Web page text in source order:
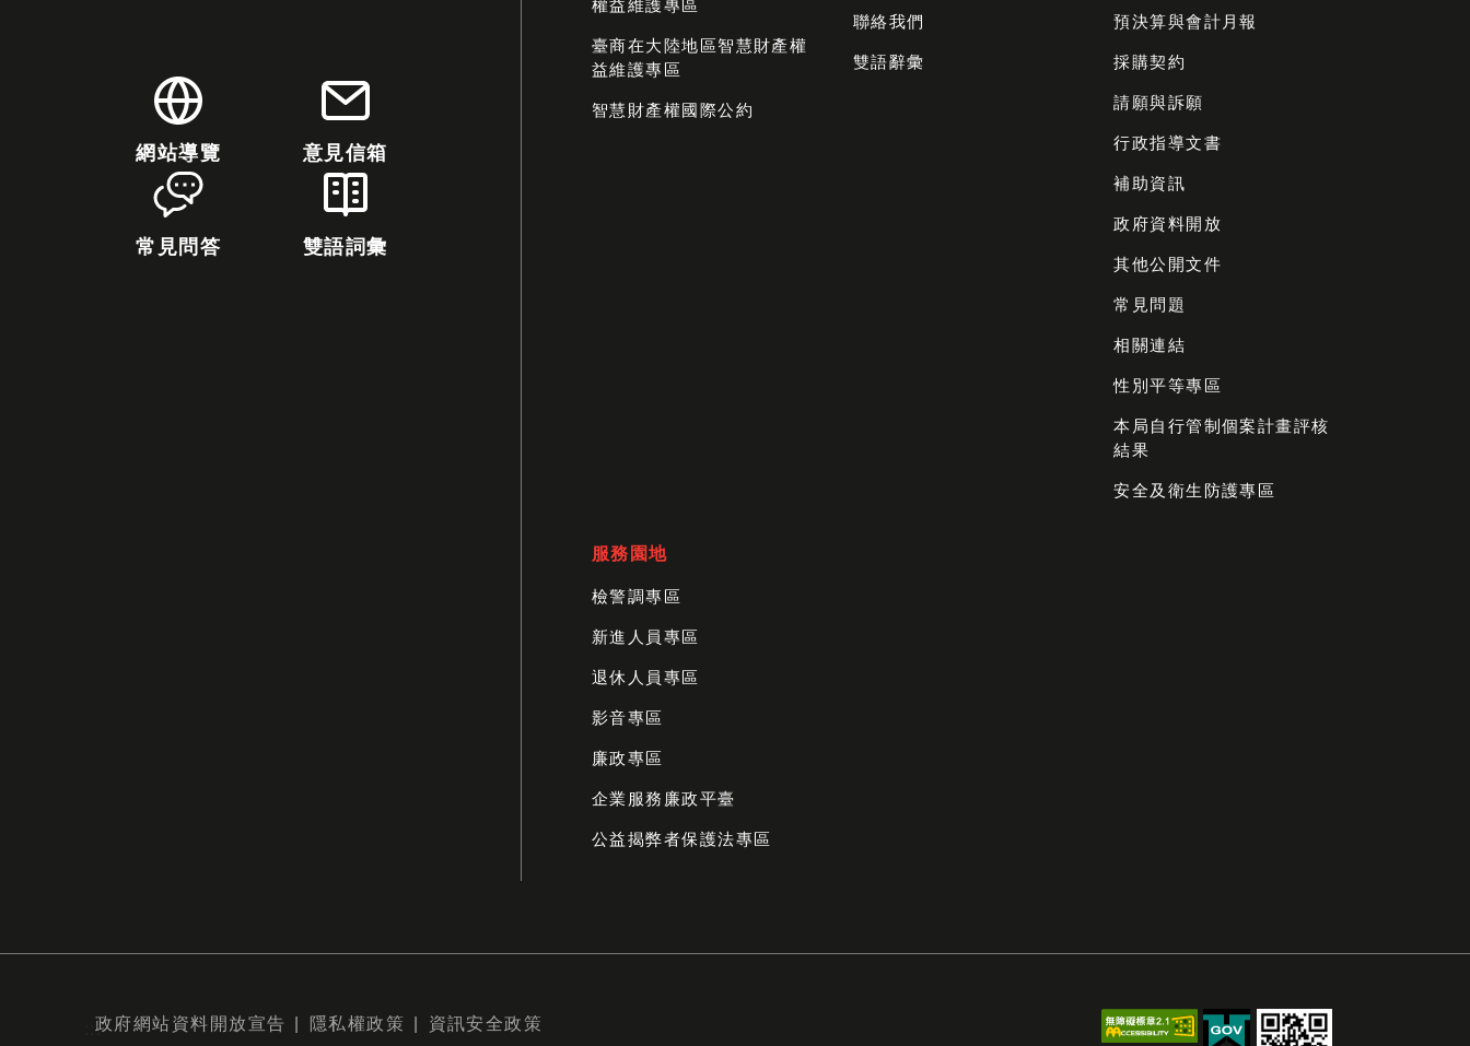
網站導覽 意見信箱
常見問答 雙語詞彙
權益維護專區
臺商在大陸地區智慧財產權
益維護專區
智慧財產權國際公約
聯絡我們
雙語辭彙
預決算與會計月報
採購契約
請願與訴願
行政指導文書
補助資訊
政府資料開放
其他公開文件
常見問題
相關連結
性別平等專區
本局自行管制個案計畫評核
結果
安全及衛生防護專區
服務園地
檢警調專區
新進人員專區
退休人員專區
影音專區
廉政專區
企業服務廉政平臺
公益揭弊者保護法專區
:::
政府網站資料開放宣告 隱私權政策 資訊安全政策